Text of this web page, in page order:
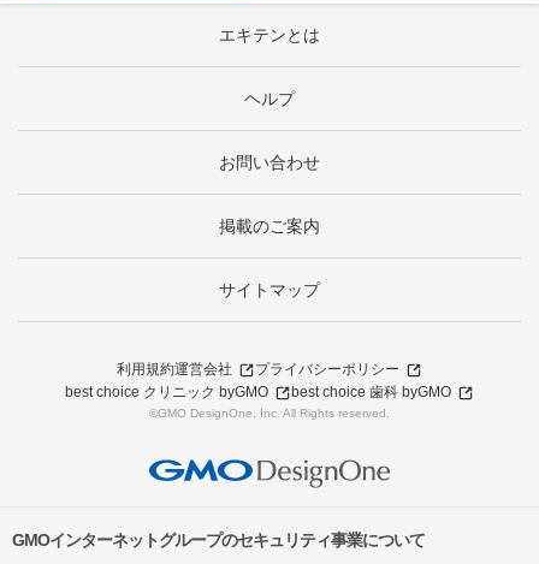
エキテンとは
ヘルプ
お問い合わせ
掲載のご案内
サイトマップ
利用規約運営会社
プライバシーポリシー
best choice クリニック byGMO
best choice 歯科 byGMO
©GMO DesignOne, Inc. All Rights reserved.
GMOインターネットグループのセキュリティ事業について